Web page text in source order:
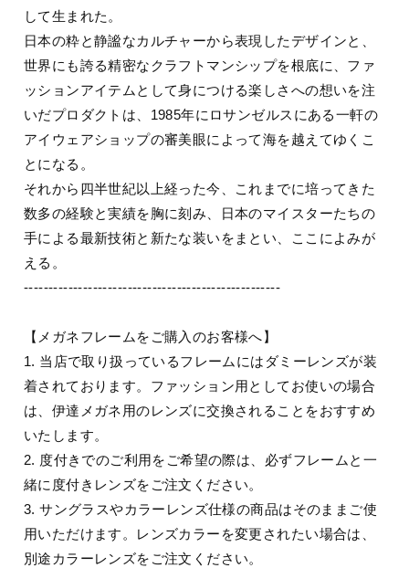
して生まれた。
日本の粋と静謐なカルチャーから表現したデザインと、
世界にも誇る精密なクラフトマンシップを根底に、ファ
ッションアイテムとして身につける楽しさへの想いを注
いだプロダクトは、1985年にロサンゼルスにある一軒の
アイウェアショップの審美眼によって海を越えてゆくこ
とになる。
それから四半世紀以上経った今、これまでに培ってきた
数多の経験と実績を胸に刻み、日本のマイスターたちの
手による最新技術と新たな装いをまとい、ここによみが
える。
----------------------------------------------------
【メガネフレームをご購入のお客様へ】
1. 当店で取り扱っているフレームにはダミーレンズが装
着されております。ファッション用としてお使いの場合
は、伊達メガネ用のレンズに交換されることをおすすめ
いたします。
2. 度付きでのご利用をご希望の際は、必ずフレームと一
緒に度付きレンズをご注文ください。
3. サングラスやカラーレンズ仕様の商品はそのままご使
用いただけます。レンズカラーを変更されたい場合は、
別途カラーレンズをご注文ください。